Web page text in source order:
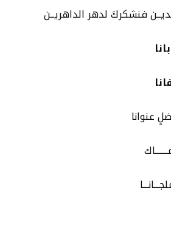
فنشكركَ لدهر الداهريــن
عنوانا